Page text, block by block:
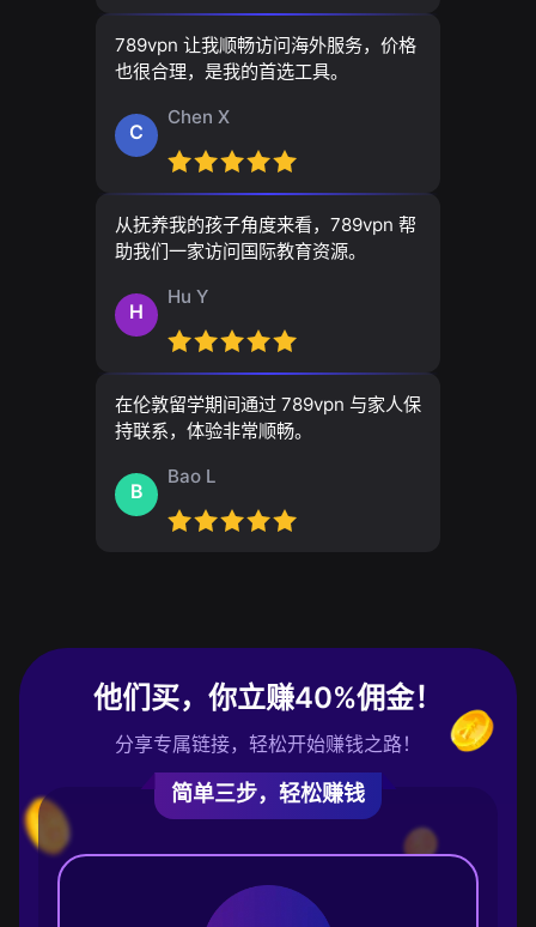
789vpn 让我顺畅访问海外服务，价格
也很合理，是我的首选工具。
C
Chen X
从抚养我的孩子角度来看，789vpn 帮
助我们一家访问国际教育资源。
H
Hu Y
在伦敦留学期间通过 789vpn 与家人保
持联系，体验非常顺畅。
B
Bao L
他们买，你立赚40%佣金！
分享专属链接，轻松开始赚钱之路！
简单三步，轻松赚钱